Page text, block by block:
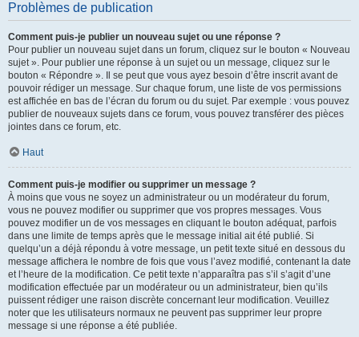
Problèmes de publication
Comment puis-je publier un nouveau sujet ou une réponse ?
Pour publier un nouveau sujet dans un forum, cliquez sur le bouton « Nouveau
sujet ». Pour publier une réponse à un sujet ou un message, cliquez sur le
bouton « Répondre ». Il se peut que vous ayez besoin d’être inscrit avant de
pouvoir rédiger un message. Sur chaque forum, une liste de vos permissions
est affichée en bas de l’écran du forum ou du sujet. Par exemple : vous pouvez
publier de nouveaux sujets dans ce forum, vous pouvez transférer des pièces
jointes dans ce forum, etc.
Haut
Comment puis-je modifier ou supprimer un message ?
À moins que vous ne soyez un administrateur ou un modérateur du forum,
vous ne pouvez modifier ou supprimer que vos propres messages. Vous
pouvez modifier un de vos messages en cliquant le bouton adéquat, parfois
dans une limite de temps après que le message initial ait été publié. Si
quelqu’un a déjà répondu à votre message, un petit texte situé en dessous du
message affichera le nombre de fois que vous l’avez modifié, contenant la date
et l’heure de la modification. Ce petit texte n’apparaîtra pas s’il s’agit d’une
modification effectuée par un modérateur ou un administrateur, bien qu’ils
puissent rédiger une raison discrète concernant leur modification. Veuillez
noter que les utilisateurs normaux ne peuvent pas supprimer leur propre
message si une réponse a été publiée.